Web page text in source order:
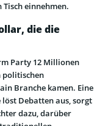
einnehmen.
die die
Party 12 Millionen
politischen
Branche kamen. Eine
Debatten aus, sorgt
dazu, darüber